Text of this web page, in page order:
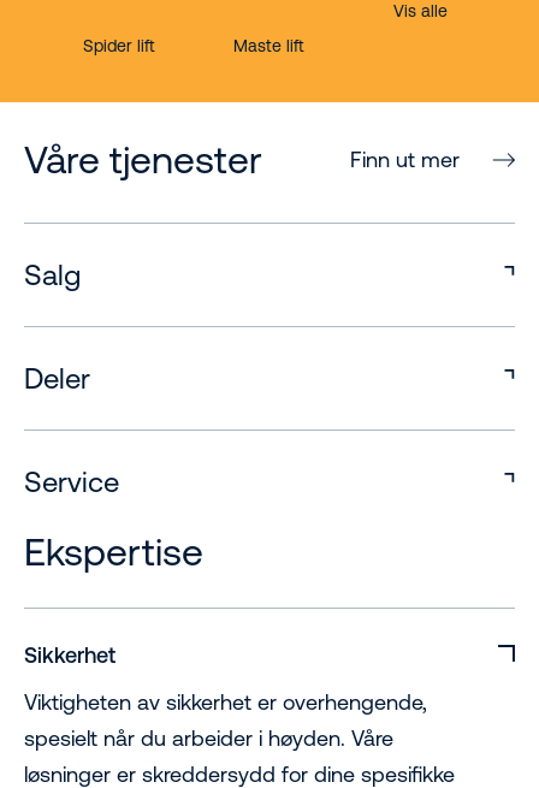
Spider lift Maste lift
Vis alle
Våre tjenester Finn ut mer
Salg
Deler
Service
Ekspertise
Sikkerhet
Viktigheten av sikkerhet er overhengende,
spesielt når du arbeider i høyden. Våre
løsninger er skreddersydd for dine spesifikke